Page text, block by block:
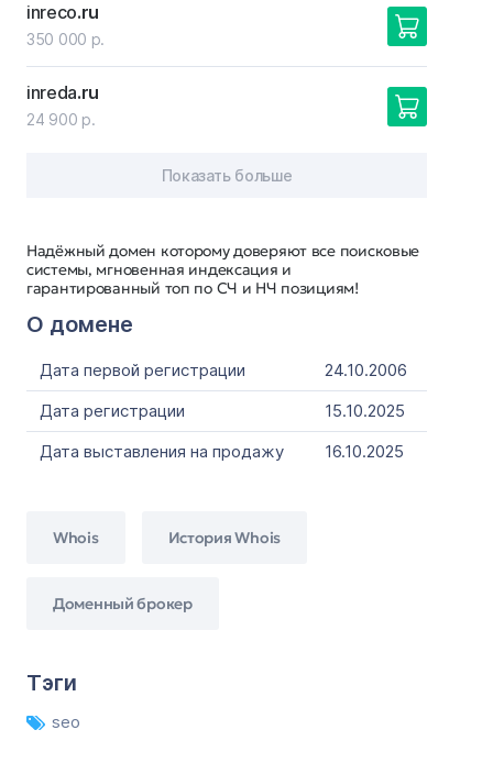
Надёжный домен которому доверяют все поисковые
системы, мгновенная индексация и
гарантированный топ по СЧ и НЧ позициям!
О домене
Дата первой регистрации
24.10.2006
Дата регистрации
15.10.2025
Дата выставления на продажу
16.10.2025
Whois История Whois
Доменный брокер
Тэги
seo
inreco.ru
350 000 р.
inreda.ru
24 900 р.
Показать больше